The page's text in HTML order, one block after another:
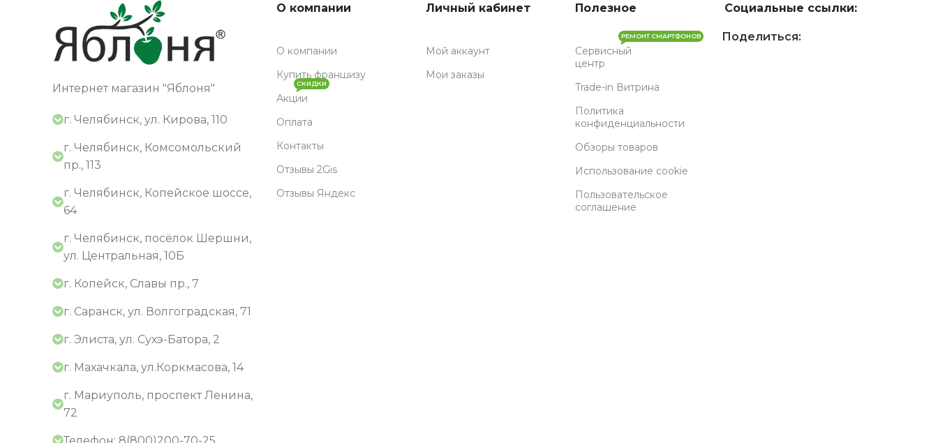
Интернет магазин "Яблоня"
г. Челябинск, ул. Кирова, 110
г. Челябинск, Комсомольский
пр., 113
г. Челябинск, Копейское шоссе,
64
г. Челябинск, посёлок Шершни,
ул. Центральная, 10Б
г. Копейск, Славы пр., 7
г. Саранск, ул. Волгоградская, 71
г. Элиста, ул. Сухэ-Батора, 2
г. Махачкала, ул.Коркмасова, 14
г. Мариуполь, проспект Ленина,
72
О компании
О компании
Купить франшизу
Акции
СКИДКИ
Оплата
Контакты
Отзывы 2Gis
Отзывы Яндекс
Личный кабинет
Мой аккаунт
Мои заказы
Полезное
Сервисный
центр
РЕМОНТ СМАРТФОНОВ
Trade-in Витрина
Политика
конфиденциальности
Обзоры товаров
Использование cookie
Пользовательское
соглашение
Социальные ссылки:
Поделиться: